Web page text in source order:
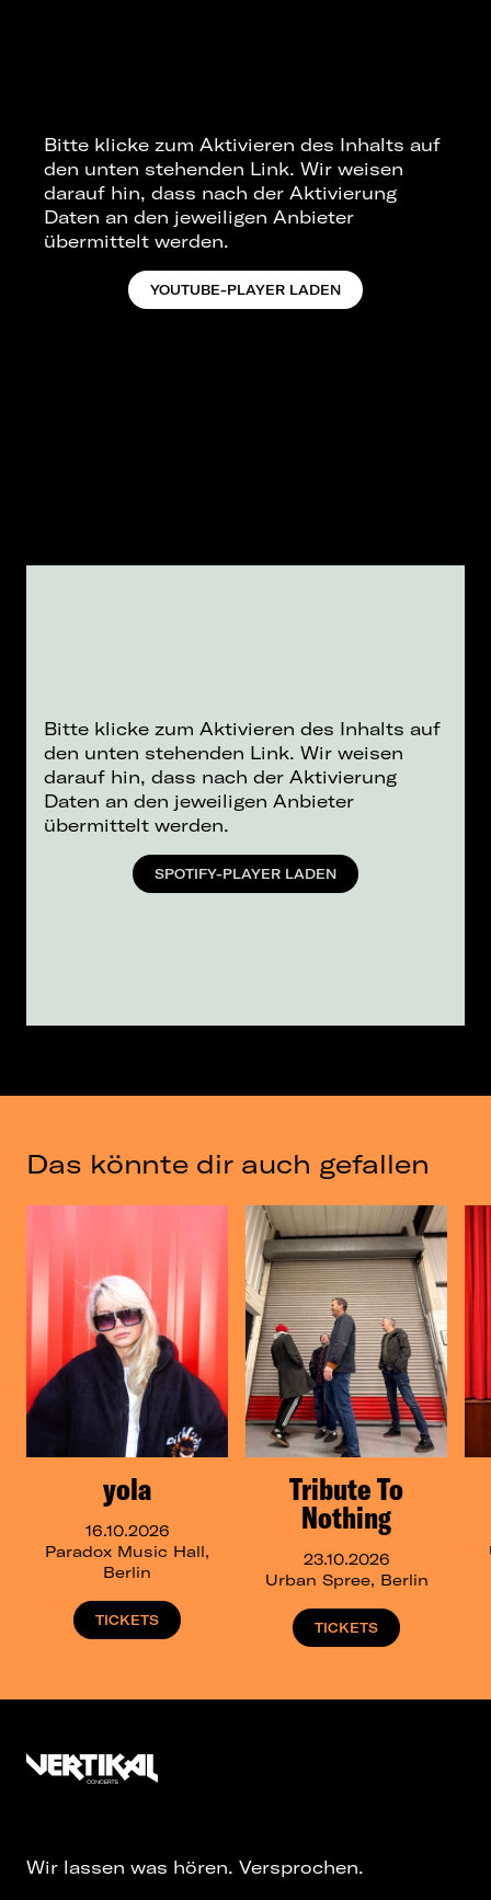
Bitte klicke zum Aktivieren des Inhalts auf
den unten stehenden Link. Wir weisen
darauf hin, dass nach der Aktivierung
Daten an den jeweiligen Anbieter
übermittelt werden.
YOUTUBE-PLAYER LADEN
Bitte klicke zum Aktivieren des Inhalts auf
den unten stehenden Link. Wir weisen
darauf hin, dass nach der Aktivierung
Daten an den jeweiligen Anbieter
übermittelt werden.
SPOTIFY-PLAYER LADEN
Das könnte dir auch gefallen
yola
16.10.2026
Paradox Music Hall,
Berlin
TICKETS
Tribute To
Nothing
23.10.2026
Urban Spree, Berlin
TICKETS
Wir lassen was hören. Versprochen.